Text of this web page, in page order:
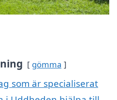
gömma
som är specialiserat